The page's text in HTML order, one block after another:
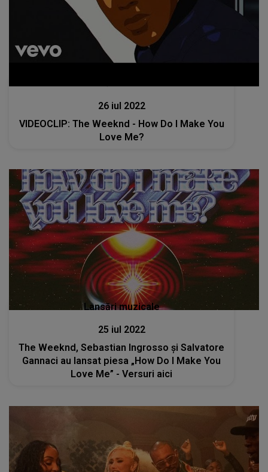
26 iul 2022
VIDEOCLIP: The Weeknd - How Do I Make You
Love Me?
Lansări muzicale
25 iul 2022
The Weeknd, Sebastian Ingrosso și Salvatore
Gannaci au lansat piesa „How Do I Make You
Love Me” - Versuri aici